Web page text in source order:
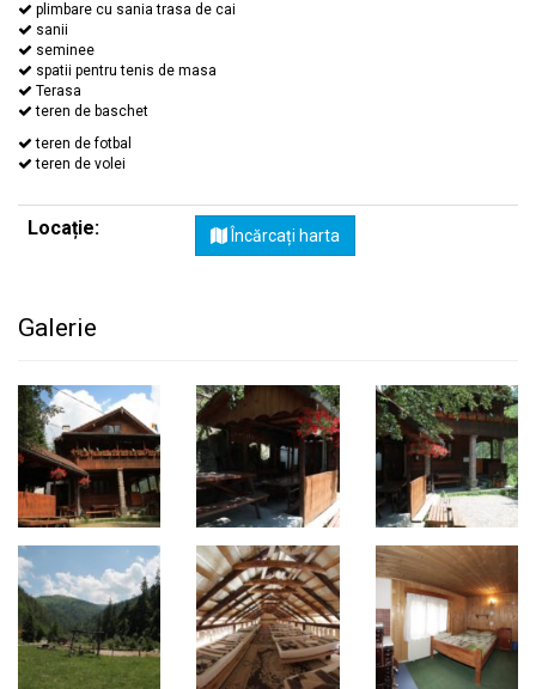
plimbare cu sania trasa de cai
sanii
seminee
spatii pentru tenis de masa
Terasa
teren de baschet
teren de fotbal
teren de volei
Locație: Încărcați harta
Galerie